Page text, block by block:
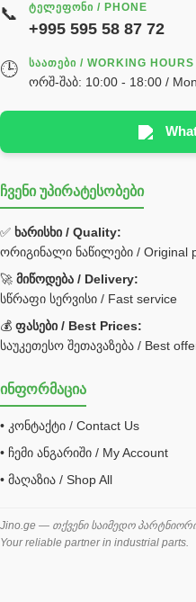
реек
სხადასხვა
Hyva
უჟანგავი ფოლადი
Bobcat ფილტრი
Caterpillar ფილტრი
JCB ფილტრი
ქვაბი გათბობა მილები
შემაერთებელი /
შემაერთებელი BSPP /
შესაფუთი მანქანა ვაკუმით
შლანგი
საწვავის შლანგი
📞 ᲢᲔᲚᲔᲤᲝᲜᲘ / PHONE
+995 595 58 87 72
🕒 ᲡᲐᲐᲗᲔᲑᲘ / WORKING HOURS
ორშ-შაბ: 10:00 - 18:00 /
ჩვენი უპირატესობები
✅ ხარისხი / Quality:
ორიგინალი ნაწილები / Original
🚀 მიწოდება / Delivery:
სწრაფი სერვისი / Fast service
💰 ფასები / Best Prices:
საუკეთესო შეთავაზება / Best
ინფორმაცია
• კონტაქტი / Contact Us
• ჩემი ანგარიში / My Account
• მაღაზია / Shop All
Jino.ge — თქვენი საიმედო
Your reliable partner in industrial parts.